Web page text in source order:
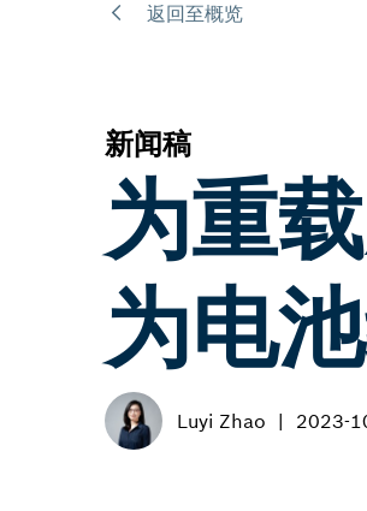
返回至概览
新闻稿
为重
为电
Luyi Zhao 2023-